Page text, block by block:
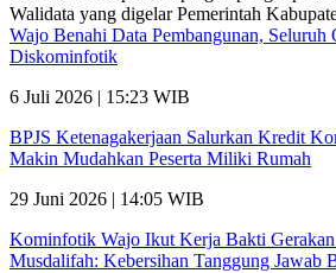
Wajo Benahi Data Pembangunan,
Diskominfotik
6 Juli 2026 | 15:23 WIB
BPJS Ketenagakerjaan Salurkan Kredit
Makin Mudahkan Peserta Miliki Rumah
29 Juni 2026 | 14:05 WIB
Kominfotik Wajo Ikut Kerja Bakti
Musdalifah: Kebersihan Tanggung Jawab